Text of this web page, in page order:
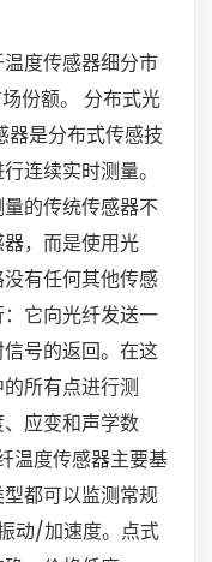
度传感器细分市
份额。 分布式光
器是分布式传感技
连续实时测量。
的传统传感器不
，而是使用光
有任何其他传感
它向光纤发送一
号的返回。在这
所有点进行测
应变和声学数
温度传感器主要基
都可以监测常规
动/加速度。点式